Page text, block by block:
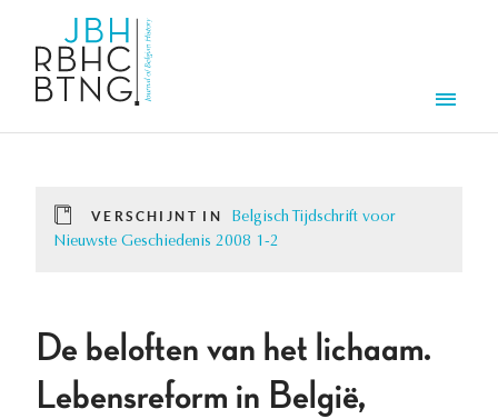
VERSCHIJNT IN
Belgisch Tijdschrift voor
Nieuwste Geschiedenis 2008 1-2
De beloften van het lichaam.
Lebensreform in België,